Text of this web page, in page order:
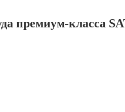
премиум-класса